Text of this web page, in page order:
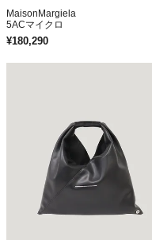
MaisonMargiela
5ACマイクロ
¥180,290